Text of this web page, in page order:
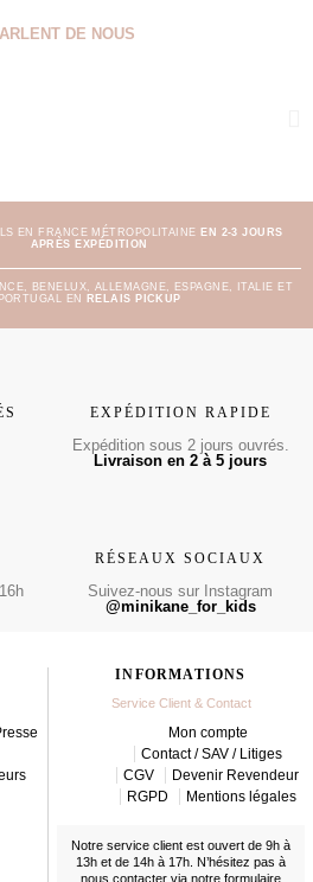
DE NOUS
EN FRANCE MÉTROPOLITAINE EN 2-3 JOURS
APRÈS EXPÉDITION
BENELUX, ALLEMAGNE, ESPAGNE, ITALIE ET
PORTUGAL EN
RELAIS PICKUP
EXPÉDITION RAPIDE
Expédition sous 2 jours ouvrés.
Livraison en 2 à 5 jours
RÉSEAUX SOCIAUX
Suivez-nous sur Instagram
@minikane_for_kids
INFORMATIONS
Service Client & Contact
Mon compte
Contact / SAV / Litiges
CGV
Devenir Revendeur
RGPD
Mentions légales
Notre service client est ouvert de 9h à
13h et de 14h à 17h. N’hésitez pas à
nous contacter via notre formulaire